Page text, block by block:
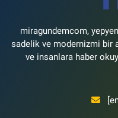
miragundemcom,
sadelik ve modernizmi bir
ve insanlara haber